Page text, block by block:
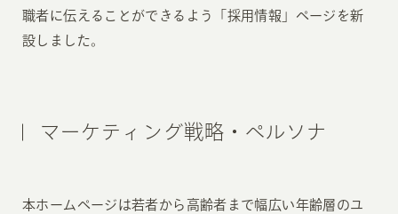
職者に伝えることができるよう「採用情報」ページを新
設しました。
マーケティング戦略・ペルソナ
本ホームページは若者から高齢者まで幅広い年齢層のユ